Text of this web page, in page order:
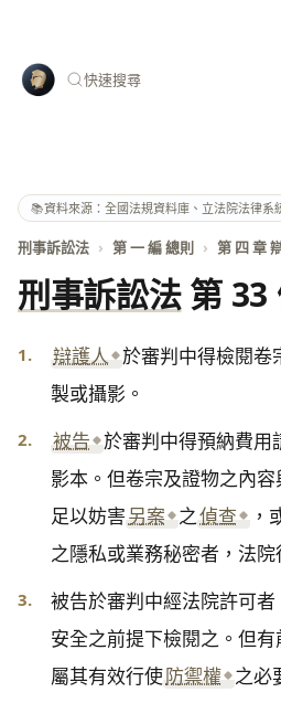
快速搜尋
📚資料來源：全國法規資料庫、立法院法律系
刑事訴訟法 › 第 一 編 總則 › 第 四 章
刑事訴訟法第 33
1. 辯護人 於審判中得檢閱卷
製或攝影。
2. 被告 於審判中得預納費用
影本。但卷宗及證物之內
足以妨害另案 之偵查 ，
之隱私或業務秘密者，法院
3.
被告於審判中經法院許可
安全之前提下檢閱之。但
屬其有效行使防禦權 之必